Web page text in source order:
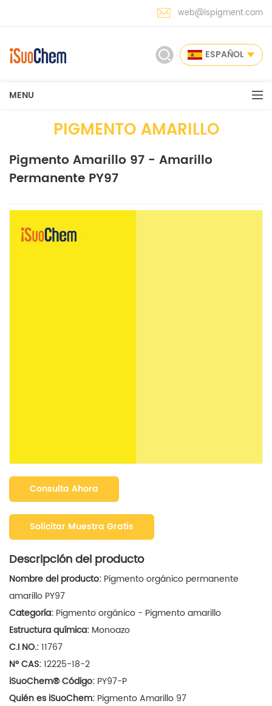
web@ispigment.com
ESPAÑOL
MENU
PIGMENTO AMARILLO
Pigmento Amarillo 97 - Amarillo
Permanente PY97
Consulta Ahora
Solicitar Muestra Gratis
Descripción del producto
Nombre del producto: Pigmento orgánico permanente
amarillo PY97
Categoría: Pigmento orgánico - Pigmento amarillo
Estructura química: Monoazo
C.I NO.:11767
Nº CAS:12225-18-2
iSuoChem®Código: PY97-P
Quién es iSuoChem: Pigmento Amarillo 97